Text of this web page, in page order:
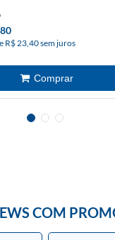
R$ 23,40 sem juros
COM